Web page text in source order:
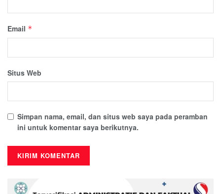
Email *
Situs Web
Simpan nama, email, dan situs web saya pada peramban
ini untuk komentar saya berikutnya.